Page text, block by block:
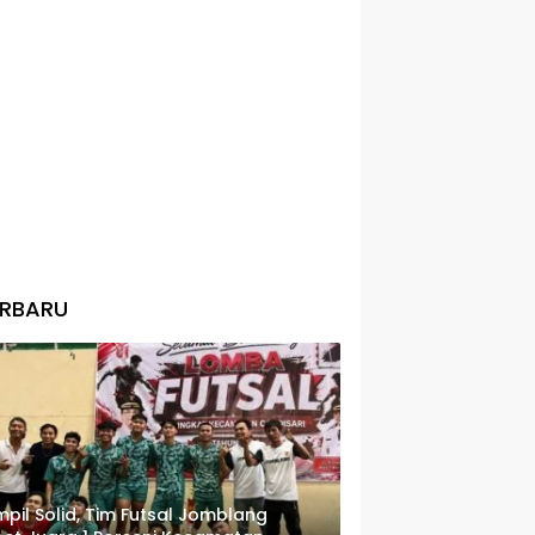
Solid, Tim Futsal Jomblang